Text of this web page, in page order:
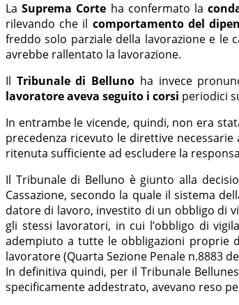
LaSuprema Corte ha confermato la
rilevando che il comportamento del
freddo solo parziale della lavorazione e le
avrebbe rallentato la lavorazione.
Il Tribunale di Belluno ha invece
lavoratore aveva seguito i corsi periodici
In entrambe le vicende, quindi, non era
precedenza ricevuto le direttive
ritenuta sufficiente ad escludere la
Il Tribunale di Belluno è giunto alla
Cassazione, secondo la quale il sistema
datore di lavoro, investito di un obbligo di
gli stessi lavoratori, in cui l’obbligo di
adempiuto a tutte le obbligazioni proprie
lavoratore (Quarta Sezione Penale n.8883
In definitiva quindi, per il Tribunale
specificamente addestrato, avevano reso